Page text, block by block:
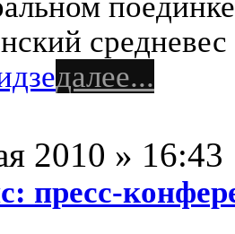
средневес
далее...
2010 » 16:43
пресс-